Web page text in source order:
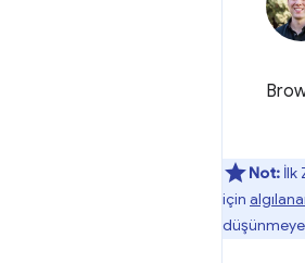
Not: İlk
için